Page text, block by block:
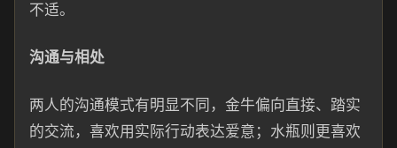
不适。
沟通与相处
两人的沟通模式有明显不同，金牛偏向直接、踏实
的交流，喜欢用实际行动表达爱意；水瓶则更喜欢